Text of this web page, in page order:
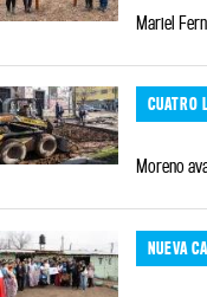
Mariel
CUATRO
Moreno
NUEVA